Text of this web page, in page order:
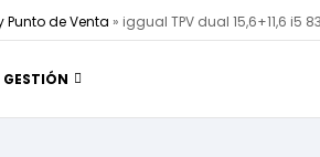
Punto de Venta » iggual TPV dual 15,6+11,6 i5
GESTIÓN